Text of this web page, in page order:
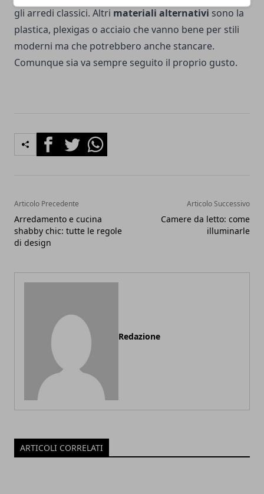
gli arredi classici. Altri materiali alternativi sono la
plastica, plexigas o acciaio che vanno bene per stili
moderni ma che potrebbero anche stancare.
Comunque sia va sempre seguito il proprio gusto.
FacebookTwitterWhatsapp
Articolo Precedente
Arredamento e cucina
shabby chic: tutte le regole
di design
Articolo Successivo
Camere da letto: come
illuminarle
Redazione
ARTICOLI CORRELATI